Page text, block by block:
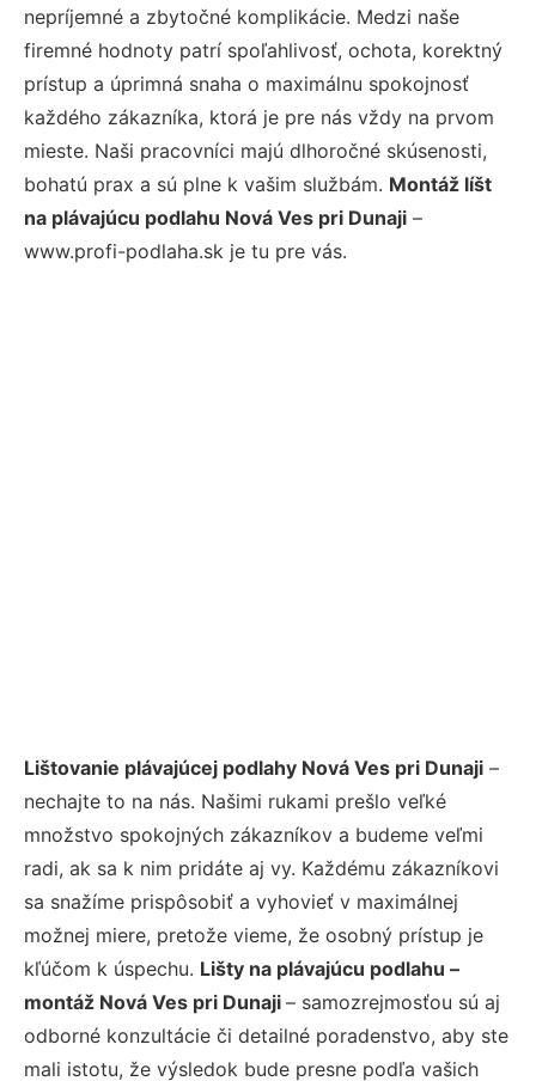
nepríjemné a zbytočné komplikácie. Medzi naše
firemné hodnoty patrí spoľahlivosť, ochota, korektný
prístup a úprimná snaha o maximálnu spokojnosť
každého zákazníka, ktorá je pre nás vždy na prvom
mieste. Naši pracovníci majú dlhoročné skúsenosti,
bohatú prax a sú plne k vašim službám. Montáž líšt
na plávajúcu podlahu Nová Ves pri Dunaji –
www.profi-podlaha.sk je tu pre vás.
Lištovanie plávajúcej podlahy Nová Ves pri Dunaji –
nechajte to na nás. Našimi rukami prešlo veľké
množstvo spokojných zákazníkov a budeme veľmi
radi, ak sa k nim pridáte aj vy. Každému zákazníkovi
sa snažíme prispôsobiť a vyhovieť v maximálnej
možnej miere, pretože vieme, že osobný prístup je
kľúčom k úspechu. Lišty na plávajúcu podlahu –
montáž Nová Ves pri Dunaji – samozrejmosťou sú aj
odborné konzultácie či detailné poradenstvo, aby ste
mali istotu, že výsledok bude presne podľa vašich